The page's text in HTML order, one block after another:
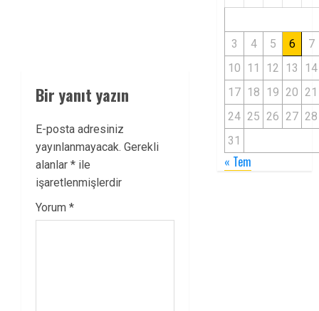
Bir yanıt yazın
E-posta adresiniz
yayınlanmayacak. Gerekli
alanlar * ile
işaretlenmişlerdir
Yorum *
3 4 5 6
7
10 11 12 13
14
17 18 19 20 21
24 25 26 27 28
31
« Tem